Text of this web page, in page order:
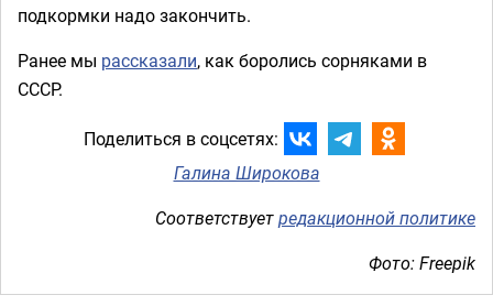
подкормки надо закончить.
Ранее мы рассказали, как боролись сорняками в
СССР.
Поделиться в соцсетях:
Галина Широкова
Соответствуетредакционной политике
Фото: Freepik